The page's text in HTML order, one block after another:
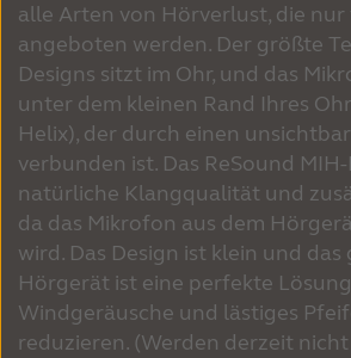
alle Arten von Hörverlust, die nur
angeboten werden. Der größte
Designs sitzt im Ohr, und das
unter dem kleinen Rand Ihres
Helix), der durch einen
verbunden ist. Das ReSound
natürliche Klangqualität und
da das Mikrofon aus dem
wird. Das Design ist klein und das
Hörgerät ist eine perfekte
Windgeräusche und lästiges
reduzieren. (Werden derzeit